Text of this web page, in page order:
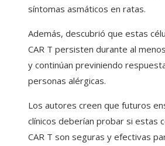
síntomas asmáticos en ratas.
Además, descubrió que estas
CAR T persisten durante al
y continúan previniendo
personas alérgicas.
Los autores creen que futuros
clínicos deberían probar si estas
CAR T son seguras y efectivas